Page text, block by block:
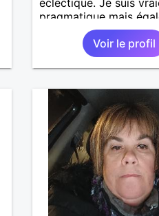
pragmatique mais
passionnée, j'ai envie
des moments à deux.
Voir le profil